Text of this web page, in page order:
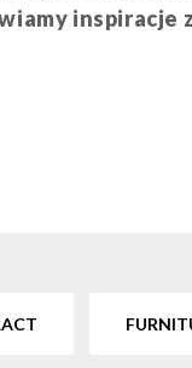
inspiracje